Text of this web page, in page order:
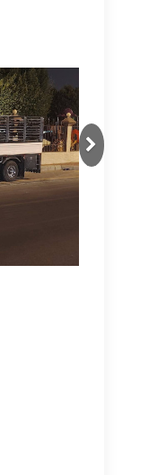
Previous